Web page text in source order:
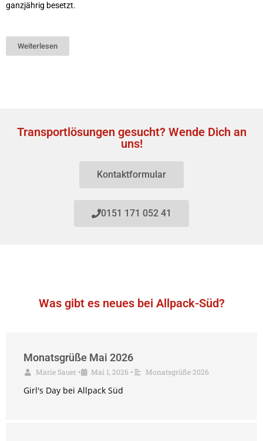
ganzjährig besetzt.
Weiterlesen
Transportlösungen gesucht? Wende Dich an
uns!
Kontaktformular
0151 171 052 41
Was gibt es neues bei Allpack-Süd?
Monatsgrüße Mai 2026
Marie Sauer • Mai 1, 2026 • Monatsgrüße 2026
Girl's Day bei Allpack Süd